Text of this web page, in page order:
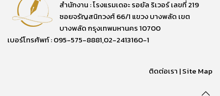
สำนักงาน : โรงแรมเดอะ รอยัล ริเวอร์ เลขที่ 219
ซอยจรัญสนิทวงศ์ 66/1 แขวง บางพลัด เขต
บางพลัด กรุงเทพมหานคร 10700
เบอร์โทรศัพท์ : 095-575-8881,02-2413160-1
ติดต่อเรา |Site Map